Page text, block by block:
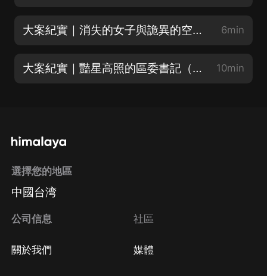
大案紀實｜消失的女子與詭異的空箱子（下）（求月票❤） 6min
大案紀實｜豔星高照的區委書記（上） 10min
選擇您的地區
中國台湾
公司信息
關於我們
社區
媒體